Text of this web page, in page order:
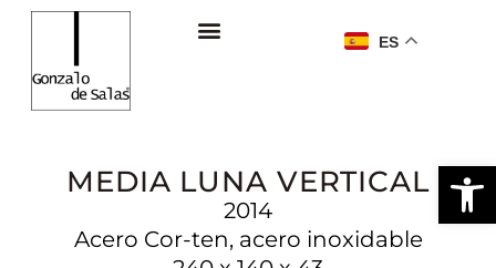
ES
MEDIA LUNA VERTICAL
2014
Acero Cor-ten, acero inoxidable